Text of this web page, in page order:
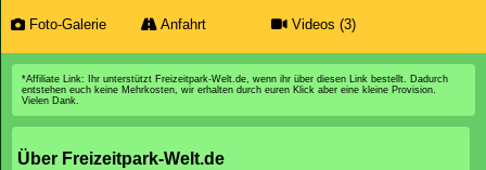
Foto-Galerie Anfahrt Videos (3)
*Affiliate Link: Ihr unterstützt Freizeitpark-Welt.de, wenn ihr über diesen Link bestellt. Dadurch
entstehen euch keine Mehrkosten, wir erhalten durch euren Klick aber eine kleine Provision.
Vielen Dank.
Über Freizeitpark-Welt.de